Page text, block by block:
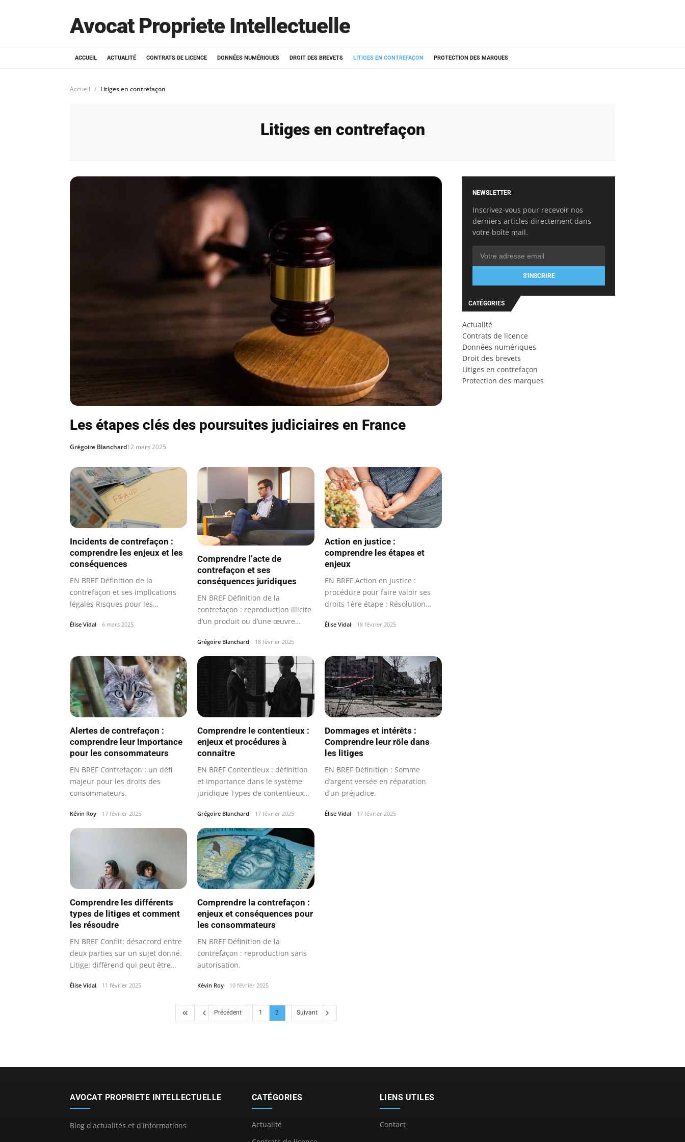
Avocat Propriete Intellectuelle
ACCUEIL ACTUALITÉ CONTRATS DE LICENCE DONNÉES NUMÉRIQUES DROIT DES BREVETS LITIGES EN CONTREFAÇON PROTECTION DES MARQUES
Accueil Litiges en contrefaçon
Litiges en contrefaçon
Les étapes clés des poursuites judiciaires en France
Grégoire Blanchard12 mars 2025
Incidents de contrefaçon :
comprendre les enjeux et les
conséquences
EN BREF Définition de la
contrefaçon et ses implications
légales Risques pour les
Élise Vidal 6 mars 2025
Comprendre l’acte de
contrefaçon et ses
conséquences juridiques
EN BREF Définition de la
contrefaçon : reproduction illicite
d’un produit ou d’une œuvre
Grégoire Blanchard 18 février 2025
Action en justice :
comprendre les étapes et
enjeux
EN BREF Action en justice :
procédure pour faire valoir ses
droits 1ère étape : Résolution
Élise Vidal 18 février 2025
Alertes de contrefaçon :
comprendre leur importance
pour les consommateurs
EN BREF Contrefaçon : un défi
majeur pour les droits des
consommateurs.
Kévin Roy 17 février 2025
Comprendre le contentieux :
enjeux et procédures à
connaître
EN BREF Contentieux : définition
et importance dans le système
juridique Types de contentieux…
Grégoire Blanchard 17 février 2025
Dommages et intérêts :
Comprendre leur rôle dans
les litiges
EN BREF Définition : Somme
d’argent versée en réparation
d’un préjudice.
Élise Vidal 17 février 2025
Comprendre les différents
types de litiges et comment
les résoudre
EN BREF Conflit: désaccord entre
deux parties sur un sujet donné.
Litige: différend qui peut être…
Élise Vidal 11 février 2025
Comprendre la contrefaçon :
enjeux et conséquences pour
les consommateurs
EN BREF Définition de la
contrefaçon : reproduction sans
autorisation.
Kévin Roy 10 février 2025
Précédent 1 2 Suivant
NEWSLETTER
Inscrivez-vous pour recevoir nos
derniers articles directement dans
votre boîte mail.
S'INSCRIRE
CATÉGORIES
Actualité
Contrats de licence
Données numériques
Droit des brevets
Litiges en contrefaçon
Protection des marques
AVOCAT PROPRIETE INTELLECTUELLE
Blog d'actualités et d'informations
CATÉGORIES
Actualité
LIENS UTILES
Contact